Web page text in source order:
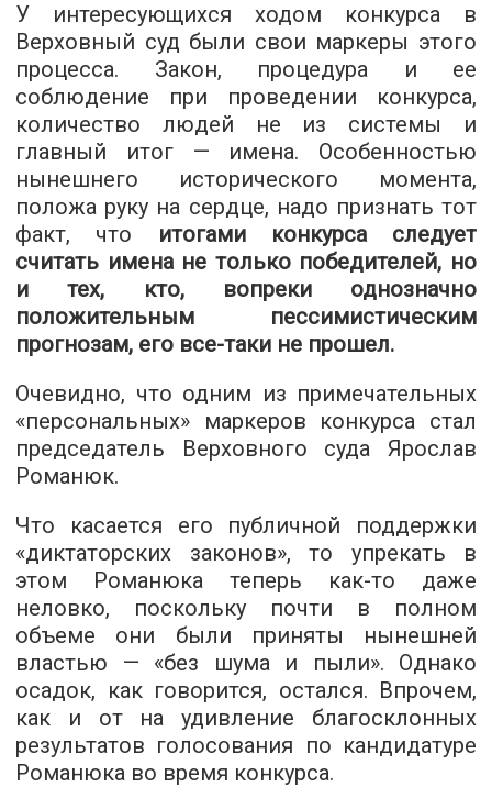
У интересующихся ходом конкурса в
Верховный суд были свои маркеры этого
процесса. Закон, процедура и ее
соблюдение при проведении конкурса,
количество людей не из системы и
главный итог — имена. Особенностью
нынешнего исторического момента,
положа руку на сердце, надо признать тот
факт, что
итогами конкурса следует
считать имена не только победителей, но
и тех, кто, вопреки однозначно
положительным пессимистическим
прогнозам, его все-таки не прошел.
Очевидно, что одним из примечательных
«персональных» маркеров конкурса стал
председатель Верховного суда Ярослав
Романюк.
Что касается его публичной поддержки
«диктаторских законов», то упрекать в
этом Романюка теперь как-то даже
неловко, поскольку почти в полном
объеме они были приняты нынешней
властью — «без шума и пыли». Однако
осадок, как говорится, остался. Впрочем,
как и от на удивление благосклонных
результатов голосования по кандидатуре
Романюка во время конкурса.